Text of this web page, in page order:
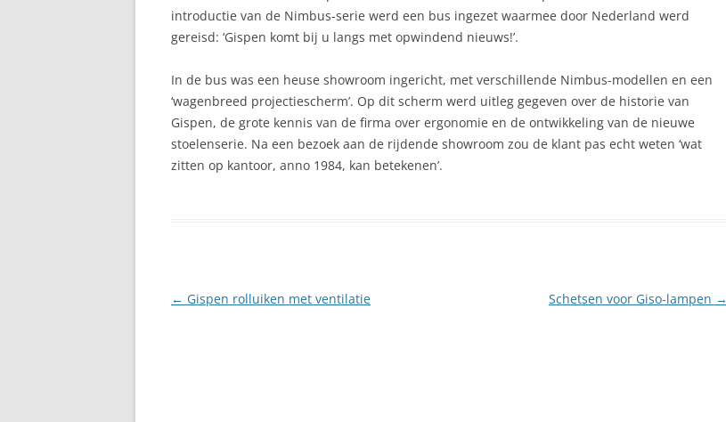
introductie van de Nimbus-serie werd een bus ingezet waarmee door Nederland werd
gereisd: ‘Gispen komt bij u langs met opwindend nieuws!’.
In de bus was een heuse showroom ingericht, met verschillende Nimbus-modellen en een
‘wagenbreed projectiescherm’. Op dit scherm werd uitleg gegeven over de historie van
Gispen, de grote kennis van de firma over ergonomie en de ontwikkeling van de nieuwe
stoelenserie. Na een bezoek aan de rijdende showroom zou de klant pas echt weten ‘wat
zitten op kantoor, anno 1984, kan betekenen’.
Berichtnavigatie
← Gispen rolluiken met ventilatie Schetsen voor Giso-lampen →